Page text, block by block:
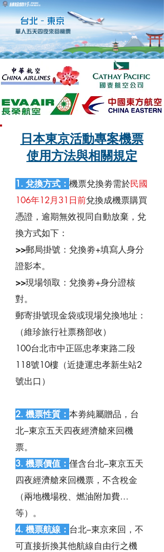
日本東京活動專案機票
使用方法與相關規定
1. 兌換方式： 機票兌換劵需於民國
106年12月31日前兌換成機票購買
憑證，逾期無效視同自動放棄，兌
換方式如下：
>>郵局掛號：兌換劵+填寫人身分
證影本。
>>現場領取：兌換劵+身分證核
對。
郵寄掛號現金袋或現場兌換地址：
（維珍旅行社票務部收）
100台北市中正區忠孝東路二段
118號10樓（近捷運忠孝新生站2
號出口）
2. 機票性質： 本劵純屬贈品，台
北–東京五天四夜經濟艙來回機
票。
3. 機票價值： 僅含台北–東京五天
四夜經濟艙來回機票，不含稅金
（兩地機場稅、燃油附加費…
等）。
4. 機票航線： 台北–東京來回，不
可直接折換其他航線自由行之機